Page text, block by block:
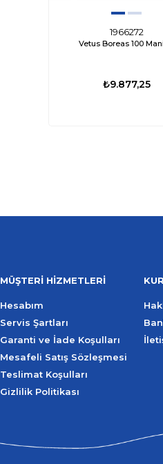
1966272
Vetus Boreas 100
₺9.877,25
MÜŞTERİ HİZMETLERİ
Hesabım
Servis Şartları
Garanti ve İade Koşulları
Mesafeli Satış Sözleşmesi
Teslimat Koşulları
Gizlilik Politikası